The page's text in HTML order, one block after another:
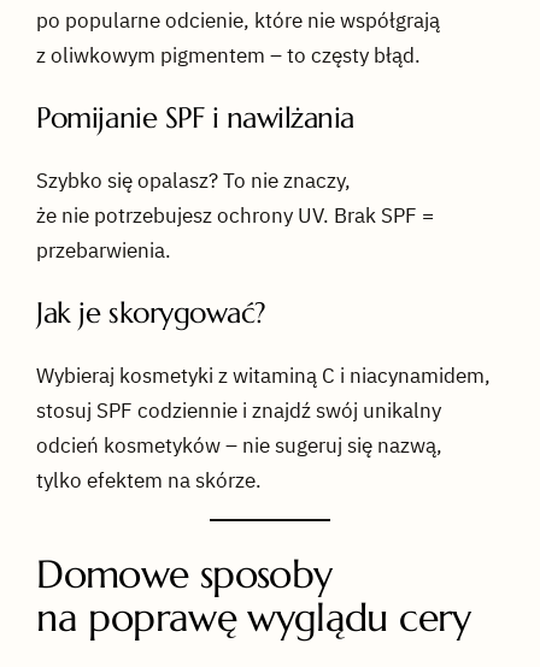
po popularne odcienie, które nie współgrają
z oliwkowym pigmentem – to częsty błąd.
Pomijanie SPF i nawilżania
Szybko się opalasz? To nie znaczy,
że nie potrzebujesz ochrony UV. Brak SPF =
przebarwienia.
Jak je skorygować?
Wybieraj kosmetyki z witaminą C i niacynamidem,
stosuj SPF codziennie i znajdź swój unikalny
odcień kosmetyków – nie sugeruj się nazwą,
tylko efektem na skórze.
Domowe sposoby
na poprawę wyglądu cery